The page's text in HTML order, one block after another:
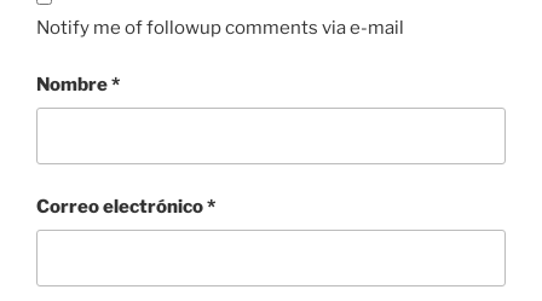
Notify me of followup comments via e-mail
Nombre*
Correo electrónico*